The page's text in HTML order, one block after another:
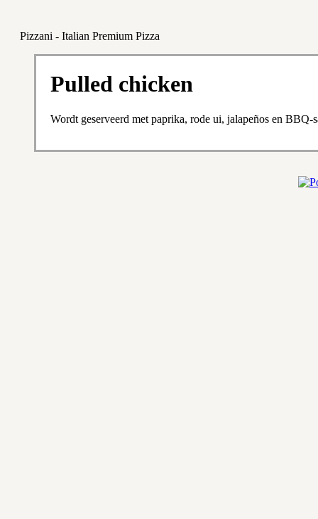
Pizzani - Italian Premium Pizza
Pulled chicken
Wordt geserveerd met paprika, rode ui, jalapeños en BBQ-